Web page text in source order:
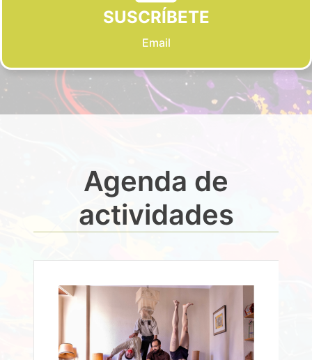
SUSCRÍBETE
Email
Agenda de
actividades